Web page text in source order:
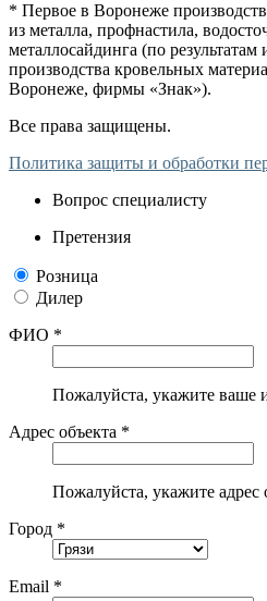
* Первое в Воронеже
из металла, профнастила,
металлосайдинга (по
производства кровельных
Воронеже, фирмы «Знак»).
Все права защищены.
Политика защиты и обработки
Вопрос специалисту
Претензия
Розница
Дилер
ФИО *
Пожалуйста, укажите ваше
Адрес объекта *
Пожалуйста, укажите адрес
Город *
Email *